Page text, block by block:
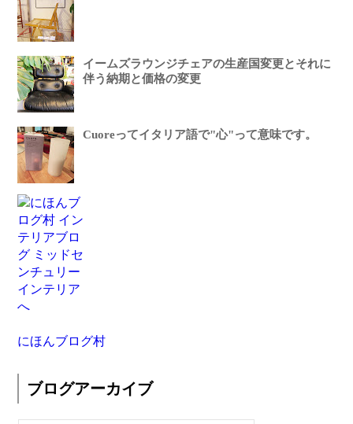
イームズラウンジチェアの生産国変更とそれに
伴う納期と価格の変更
Cuoreってイタリア語で"心"って意味です。
にほんブログ村
ブログアーカイブ